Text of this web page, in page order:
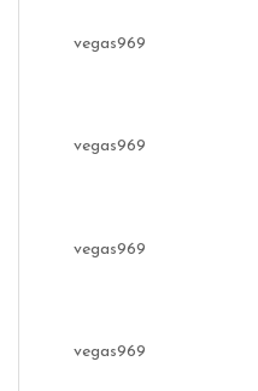
vegas969
vegas969
vegas969
vegas969